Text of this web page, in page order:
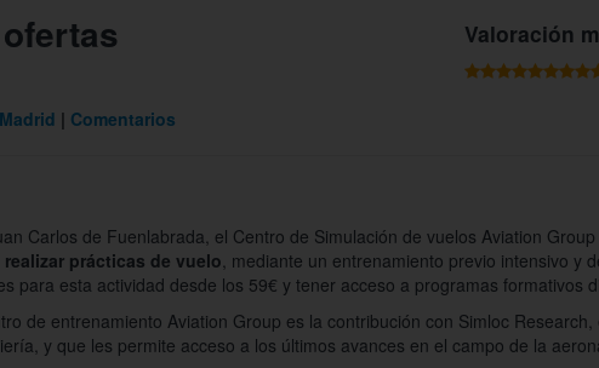
Valoración
Comentarios
Carlos de Fuenlabrada, el Centro de Simulación de vuelos Aviation Group
prácticas de vuelo, mediante un entrenamiento previo intensivo y
para esta actividad desde los 59€ y tener acceso a programas formativos
de entrenamiento Aviation Group es la contribución con Simloc
y que les permite acceso a los últimos avances en el campo de la